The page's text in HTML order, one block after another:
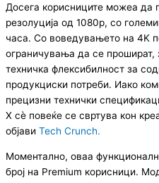
Досега корисниците можеа да
резолуција од 1080p, со
часа. Со воведувањето на 4K
ограничувања да се прошират,
техничка флексибилност за
продукциски потреби. Иако
прецизни технички
X сè повеќе се свртува кон
објави Tech Crunch.
Моментално, оваа
број на Premium корисници.